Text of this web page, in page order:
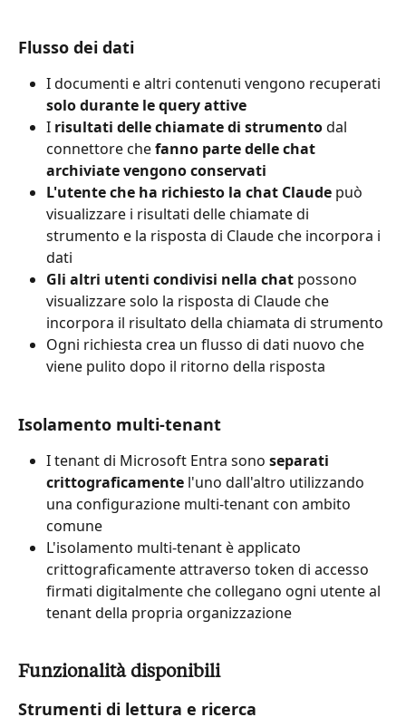
Flusso dei dati
I documenti e altri contenuti vengono recuperati
solo durante le query attive
I risultati delle chiamate di strumento dal
connettore che fanno parte delle chat
archiviate vengono conservati
L'utente che ha richiesto la chat Claude può
visualizzare i risultati delle chiamate di
strumento e la risposta di Claude che incorpora i
dati
Gli altri utenti condivisi nella chat possono
visualizzare solo la risposta di Claude che
incorpora il risultato della chiamata di strumento
Ogni richiesta crea un flusso di dati nuovo che
viene pulito dopo il ritorno della risposta
Isolamento multi-tenant
I tenant di Microsoft Entra sono separati
crittograficamente l'uno dall'altro utilizzando
una configurazione multi-tenant con ambito
comune
L'isolamento multi-tenant è applicato
crittograficamente attraverso token di accesso
firmati digitalmente che collegano ogni utente al
tenant della propria organizzazione
Funzionalità disponibili
Strumenti di lettura e ricerca